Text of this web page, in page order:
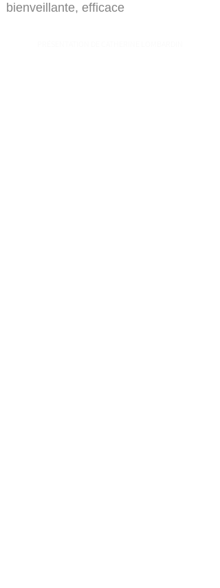
bienveillante, efficace